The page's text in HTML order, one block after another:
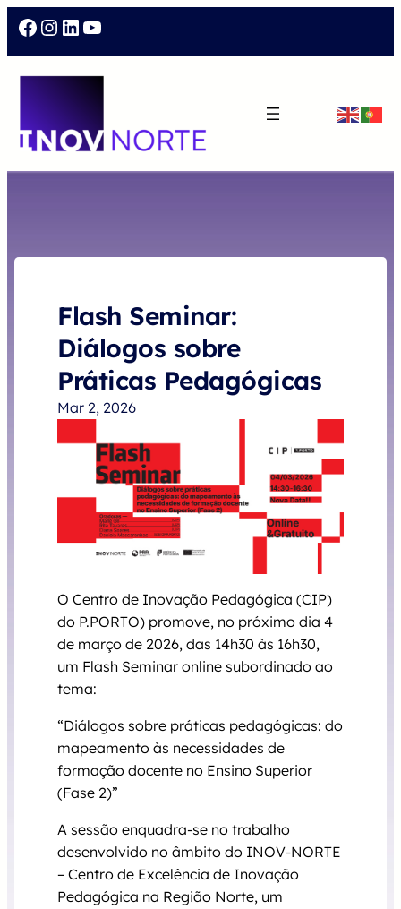
Facebook Instagram LinkedIn YouTube
Flash Seminar:
Diálogos sobre
Práticas Pedagógicas
Mar 2, 2026
O Centro de Inovação Pedagógica (CIP)
do P.PORTO) promove, no próximo dia 4
de março de 2026, das 14h30 às 16h30,
um Flash Seminar online subordinado ao
tema:
“Diálogos sobre práticas pedagógicas: do
mapeamento às necessidades de
formação docente no Ensino Superior
(Fase 2)”
A sessão enquadra-se no trabalho
desenvolvido no âmbito do INOV-NORTE
– Centro de Excelência de Inovação
Pedagógica na Região Norte, um